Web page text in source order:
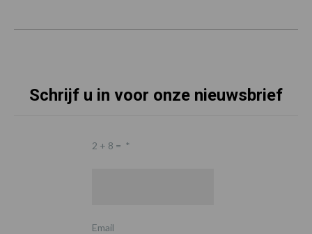
Schrijf u in voor onze nieuwsbrief
2 + 8 = *
Email